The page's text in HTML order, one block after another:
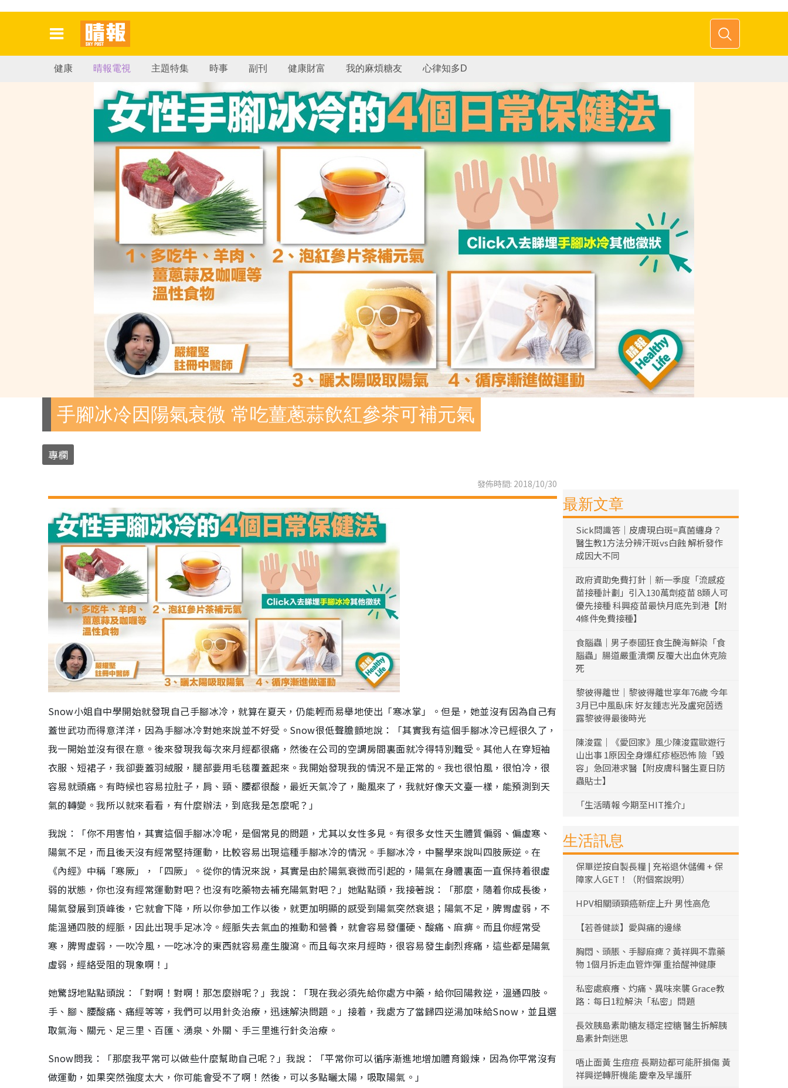
健康 晴報電視 主題特集 時事 副刊 健康財富 我的麻煩糖友 心律知多D
手腳冰冷因陽氣衰微 常吃薑蔥蒜飲紅參茶可補元氣
專欄
發佈時間: 2018/10/30
Snow小姐自中學開始就發現自己手腳冰冷，就算在夏天，仍能輕而易舉地使出「寒冰掌」。但是，她並沒有因為自己有
蓋世武功而得意洋洋，因為手腳冰冷對她來說並不好受。Snow很低聲膽顫地說：「其實我有這個手腳冰冷已經很久了，
我一開始並沒有很在意。後來發現我每次來月經都很痛，然後在公司的空調房間裏面就冷得特別難受。其他人在穿短袖
衣服、短裙子，我卻要蓋羽絨服，腿部要用毛毯覆蓋起來。我開始發現我的情況不是正常的。我也很怕風，很怕冷，很
容易就頭痛。有時候也容易拉肚子，肩、頸、腰都很酸，最近天氣冷了，颱風來了，我就好像天文臺一樣，能預測到天
氣的轉變。我所以就來看看，有什麼辦法，到底我是怎麼呢？」
我說：「你不用害怕，其實這個手腳冰冷呢，是個常見的問題，尤其以女性多見。有很多女性天生體質偏弱、偏虛寒、
陽氣不足，而且後天沒有經常堅持運動，比較容易出現這種手腳冰冷的情況。手腳冰冷，中醫學來說叫四肢厥逆。在
《內經》中稱「寒厥」，「四厥」。從你的情況來說，其實是由於陽氣衰微而引起的，陽氣在身體裏面一直保持着很虛
弱的狀態，你也沒有經常運動對吧？也沒有吃藥物去補充陽氣對吧？」她點點頭，我接著說：「那麼，隨着你成長後，
陽氣發展到頂峰後，它就會下降，所以你參加工作以後，就更加明顯的感受到陽氣突然衰退；陽氣不足，脾胃虛弱，不
能溫通四肢的經脈，因此出現手足冰冷。經脈失去氣血的推動和營養，就會容易發僵硬、酸痛、麻痹。而且你經常受
寒，脾胃虛弱，一吹冷風，一吃冰冷的東西就容易產生腹瀉。而且每次來月經時，很容易發生劇烈疼痛，這些都是陽氣
虛弱，經絡受阻的現象啊！」
她驚訝地點點頭說：「對啊！對啊！那怎麼辦呢？」我說：「現在我必須先給你處方中藥，給你回陽救逆，溫通四肢。
手、腳、腰酸痛、痛經等等，我們可以用針灸治療，迅速解決問題。」接着，我處方了當歸四逆湯加味給Snow，並且選
取氣海、關元、足三里、百匯、湧泉、外關、手三里進行針灸治療。
Snow問我：「那麼我平常可以做些什麼幫助自己呢？」我說：「平常你可以循序漸進地增加體育鍛煉，因為你平常沒有
做運動，如果突然強度太大，你可能會受不了啊！然後，可以多點曬太陽，吸取陽氣。」
最新文章
Sick問識答｜皮膚現白斑=真菌纏身？
醫生教1方法分辨汗斑vs白蝕 解析發作
成因大不同
政府資助免費打針｜新一季度「流感疫
苗接種計劃」引入130萬劑疫苗 8類人可
優先接種 科興疫苗最快月底先到港【附
4條件免費接種】
食腦蟲｜男子泰國狂食生醃海鮮染「食
腦蟲」腸道嚴重潰爛 反覆大出血休克險
死
黎彼得離世｜黎彼得離世享年76歲 今年
3月已中風臥床 好友鍾志光及盧宛茵透
露黎彼得最後時光
陳浚霆｜《愛回家》風少陳浚霆歐遊行
山出事 1原因全身爆紅疹極恐怖 險「毀
容」急回港求醫【附皮膚科醫生夏日防
蟲貼士】
「生活晴報 今期至HIT推介」
生活訊息
保單逆按自製長糧 | 充裕退休儲備 + 保
障家人GET！（附個案說明）
HPV相關頭頸癌新症上升 男性高危
【若善健談】愛與痛的邊緣
胸悶、頭脹、手腳麻痺？黃祥興不靠藥
物 1個月拆走血管炸彈 重拾醒神健康
私密處痕癢、灼痛、異味來襲 Grace教
路：每日1粒解決「私密」問題
長效胰島素助糖友穩定控糖 醫生拆解胰
島素針劑迷思
唔止面黃 生痘痘 長期攰都可能肝損傷 黃
祥興逆轉肝機能 慶幸及早護肝